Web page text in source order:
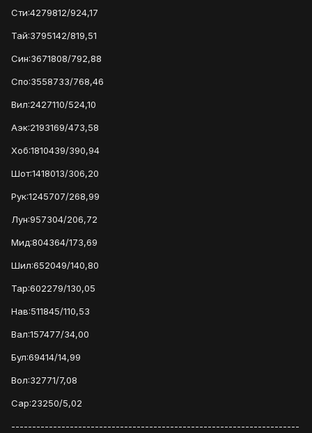
Сти:4279812/924,17
Тай:3795142/819,51
Син:3671808/792,88
Спо:3558733/768,46
Вил:2427110/524,10
Аэк:2193169/473,58
Хоб:1810439/390,94
Шот:1418013/306,20
Рук:1245707/268,99
Лун:957304/206,72
Мид:804364/173,69
Шил:652049/140,80
Тар:602279/130,05
Нав:511845/110,53
Вал:157477/34,00
Бул:69414/14,99
Вол:32771/7,08
Сар:23250/5,02
---------------------------------------------------------------------